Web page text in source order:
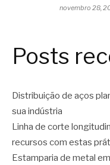
novembro 28,
Posts
Distribuição de aços
sua indústria
Linha de corte
recursos com estas
Estamparia de metal